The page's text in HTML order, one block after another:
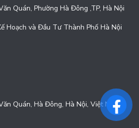
Quán, Phường Hà Đông ,TP, Hà Nội
Hoạch và Đầu Tư Thành Phố Hà Nội
Quán, Hà Đông, Hà Nội, Việt Nam